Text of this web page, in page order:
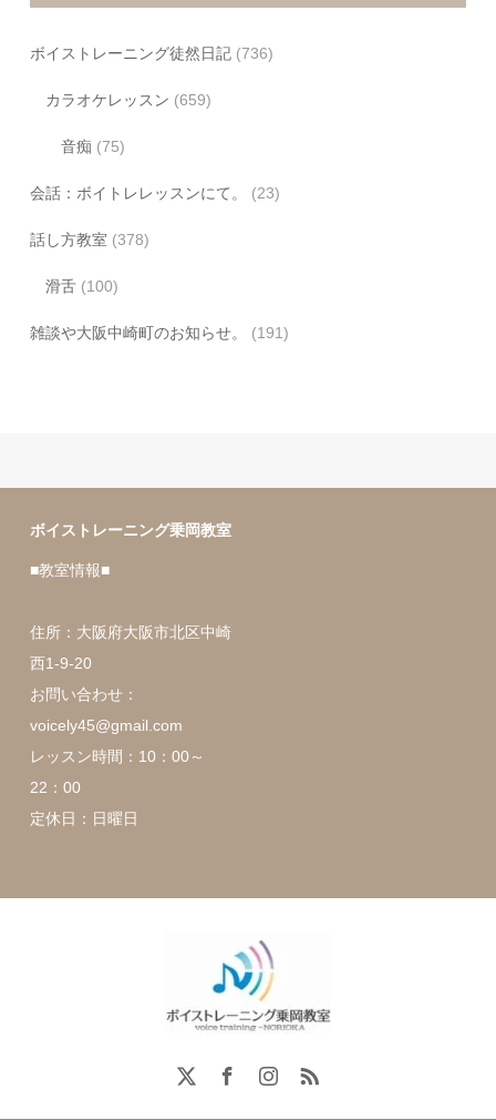
ボイストレーニング徒然日記 (736)
カラオケレッスン (659)
音痴 (75)
会話：ボイトレレッスンにて。 (23)
話し方教室 (378)
滑舌 (100)
雑談や大阪中崎町のお知らせ。 (191)
ボイストレーニング乗岡教室
■教室情報■
住所：大阪府大阪市北区中崎
西1-9-20
お問い合わせ：
voicely45@gmail.com
レッスン時間：10：00～
22：00
定休日：日曜日